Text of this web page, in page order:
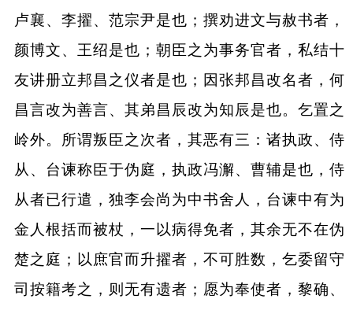
卢襄、李擢、范宗尹是也；撰劝进文与赦书者，
颜博文、王绍是也；朝臣之为事务官者，私结十
友讲册立邦昌之仪者是也；因张邦昌改名者，何
昌言改为善言、其弟昌辰改为知辰是也。乞置之
岭外。所谓叛臣之次者，其恶有三：诸执政、侍
从、台谏称臣于伪庭，执政冯澥、曹辅是也，侍
从者已行遣，独李会尚为中书舍人，台谏中有为
金人根括而被杖，一以病得免者，其余无不在伪
楚之庭；以庶官而升擢者，不可胜数，乞委留守
司按籍考之，则无有遗者；愿为奉使者，黎确、